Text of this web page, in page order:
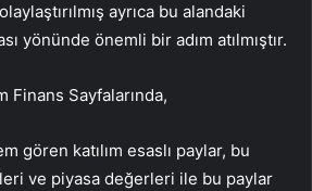
ayrıca bu alandaki
yönünde önemli bir adım atılmıştır.
Finans Sayfalarında,
gören katılım esaslı paylar, bu
ve piyasa değerleri ile bu paylar